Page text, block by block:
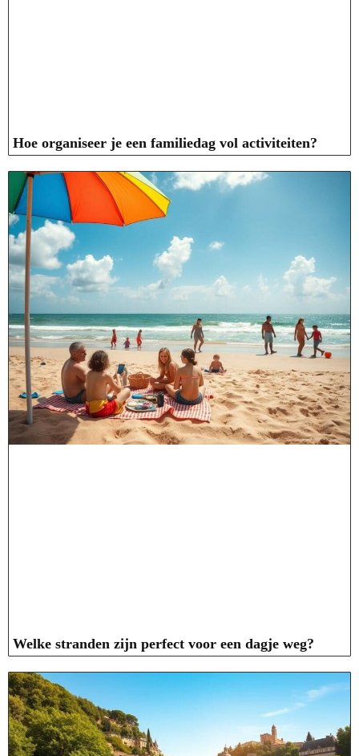
Hoe organiseer je een familiedag vol activiteiten?
Welke stranden zijn perfect voor een dagje weg?